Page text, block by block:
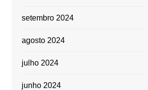
setembro 2024
agosto 2024
julho 2024
junho 2024